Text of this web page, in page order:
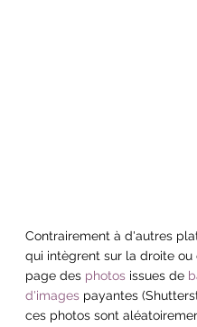
Contrairement à d'autres
qui intègrent sur la droite ou
page des photos issues de
d'images payantes
ces photos sont